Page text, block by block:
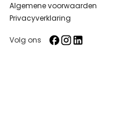
Algemene voorwaarden
Privacyverklaring
Volg ons